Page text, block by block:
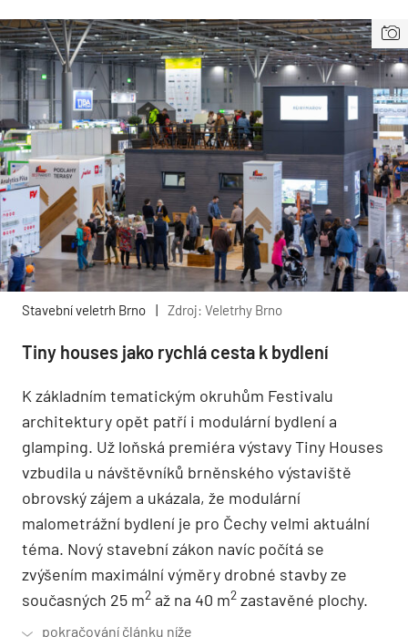
Stavební veletrh Brno | Zdroj: Veletrhy Brno
Tiny houses jako rychlá cesta k bydlení
K základním tematickým okruhům Festivalu
architektury opět patří i modulární bydlení a
glamping. Už loňská premiéra výstavy Tiny Houses
vzbudila u návštěvníků brněnského výstaviště
obrovský zájem a ukázala, že modulární
malometrážní bydlení je pro Čechy velmi aktuální
téma. Nový stavební zákon navíc počítá se
zvýšením maximální výměry drobné stavby ze
současných 25 m2 až na 40 m2 zastavěné plochy.